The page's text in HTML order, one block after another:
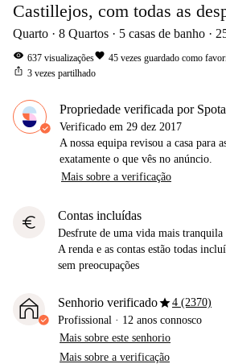
Castillejos, com todas as
Quarto 8 Quartos 5 casas de banho
visibility 637 visualizaçõesfavorite 45 vezes guardado como
ios_share 3 vezes partilhado
Propriedade verificada por
Verificado em 29 dez 2017
A nossa equipa revisou a casa para
exatamente o que vês no anúncio.
Mais sobre a verificação
euro Contas incluídas
Desfrute de uma vida mais tranquila
A renda e as contas estão todas
sem preocupações
Senhorio verificadostar4 (2370)
Profissional · 12 anos connosco
Mais sobre este senhorio
Mais sobre a verificação